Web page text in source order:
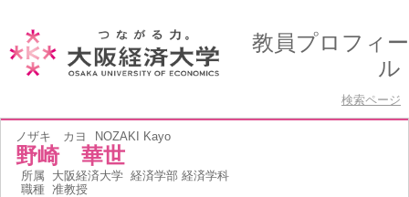
教員プロフィー
ル
検索ページ
ノザキ カヨ NOZAKI Kayo
野崎 華世
所属 大阪経済大学 経済学部 経済学科
職種 准教授